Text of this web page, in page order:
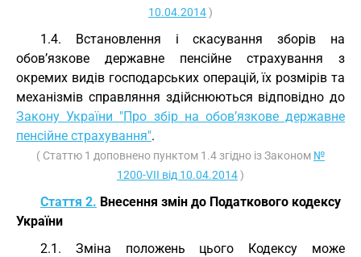
10.04.2014)
1.4. Встановлення і скасування зборів на
обов’язкове державне пенсійне страхування з
окремих видів господарських операцій, їх розмірів та
механізмів справляння здійснюються відповідно до
Закону України "Про збір на обов’язкове державне
пенсійне страхування".
( Статтю 1 доповнено пунктом 1.4 згідно із Законом №
1200-VII від 10.04.2014)
Стаття 2. Внесення змін до Податкового кодексу
України
2.1. Зміна положень цього Кодексу може